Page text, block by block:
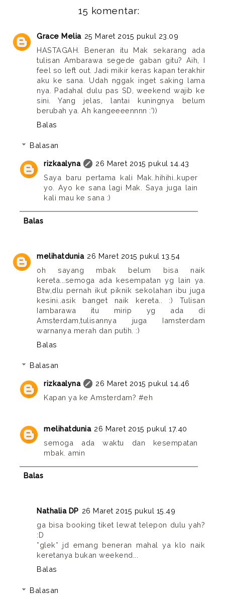
15 komentar:
Grace Melia 25 Maret 2015 pukul 23.09
HASTAGAH. Beneran itu Mak sekarang ada
tulisan Ambarawa segede gaban gitu? Aih, I
feel so left out. Jadi mikir keras kapan terakhir
aku ke sana. Udah nggak inget saking lama
nya. Padahal dulu pas SD, weekend wajib ke
sini. Yang jelas, lantai kuningnya belum
berubah ya. Ah kangeeeennnn :'))
Balas
Balasan
rizkaalyna
26 Maret 2015 pukul 14.43
Saya baru pertama kali Mak..hihihi..kuper
yo. Ayo ke sana lagi Mak. Saya juga lain
kali mau ke sana :)
Balas
melihatdunia 26 Maret 2015 pukul 13.54
oh sayang mbak belum bisa naik
kereta...semoga ada kesempatan yg lain ya.
Btw,dlu pernah ikut piknik sekolahan ibu juga
kesini..asik banget naik kereta.. :) Tulisan
Iambarawa itu mirip yg ada di
Amsterdam,tulisannya juga Iamsterdam
warnanya merah dan putih. :)
Balas
Balasan
rizkaalyna
26 Maret 2015 pukul 14.46
Kapan ya ke Amsterdam? #eh
melihatdunia 26 Maret 2015 pukul 17.40
semoga ada waktu dan kesempatan
mbak. amin
Balas
Nathalia DP 26 Maret 2015 pukul 15.49
ga bisa booking tiket lewat telepon dulu yah?
:D
*glek* jd emang beneran mahal ya klo naik
keretanya bukan weekend...
Balas
Balasan